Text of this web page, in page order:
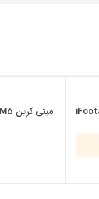
مینی کرین IFOOTAGE-MINICRANE M5